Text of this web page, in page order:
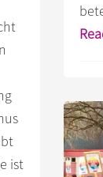
ist